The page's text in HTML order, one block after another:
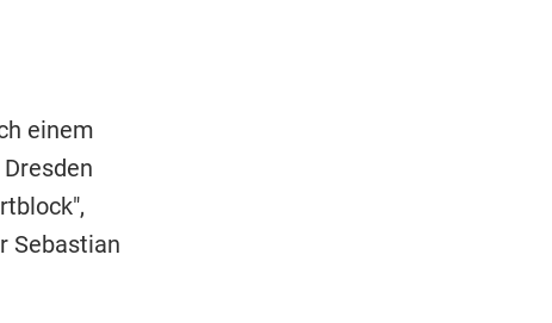
einem
Sebastian